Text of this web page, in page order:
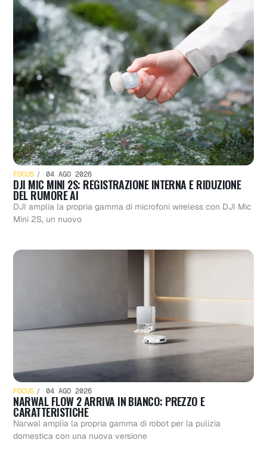
FOCUS 04 AGO 2026
DJI MIC MINI 2S: REGISTRAZIONE INTERNA E RIDUZIONE
DEL RUMORE AI
DJI amplia la propria gamma di microfoni wireless con DJI Mic
Mini 2S, un nuovo
FOCUS 04 AGO 2026
NARWAL FLOW 2 ARRIVA IN BIANCO: PREZZO E
CARATTERISTICHE
Narwal amplia la propria gamma di robot per la pulizia
domestica con una nuova versione